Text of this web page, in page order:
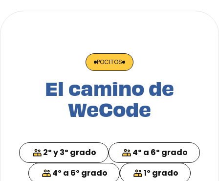
POCITOS
El camino de
WeCode
2º y 3º grado
4º a 6º grado
4º a 6º grado
1º grado